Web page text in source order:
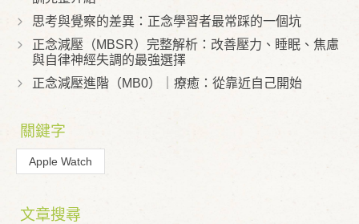
思考與覺察的差異：正念學習者最常踩的一個坑
正念減壓（MBSR）完整解析：改善壓力、睡眠、焦慮
與自律神經失調的最強選擇
正念減壓進階（MB0）｜療癒：從靠近自己開始
關鍵字
Apple Watch
文章搜尋